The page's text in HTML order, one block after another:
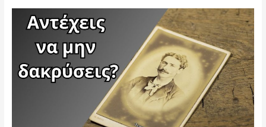
Δώσε
ζωή
αγαπημένες
σου
φωτογραφίες